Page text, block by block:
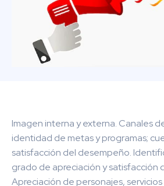
Imagen interna y externa. Canales
identidad de metas y programas;
satisfacción del desempeño.
grado de apreciación y satisfacción
Apreciación de personajes,